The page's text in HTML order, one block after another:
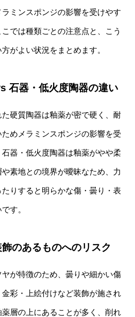
ミンスポンジの影響を受けやす
では種類ごとの注意点と、こう
がよい状況をまとめます。
石器・低火度陶器の違い
硬質陶器は釉薬が密で硬く、耐
めメラミンスポンジの影響を受
器・低火度陶器は釉薬がやや柔
素地との境界が曖昧なため、力
りすると明らかな傷・曇り・表
す。
のあるものへのリスク
が特徴のため、曇りや細かい傷
彩・上絵付けなど装飾が施され
層の上にあることが多く、削れ